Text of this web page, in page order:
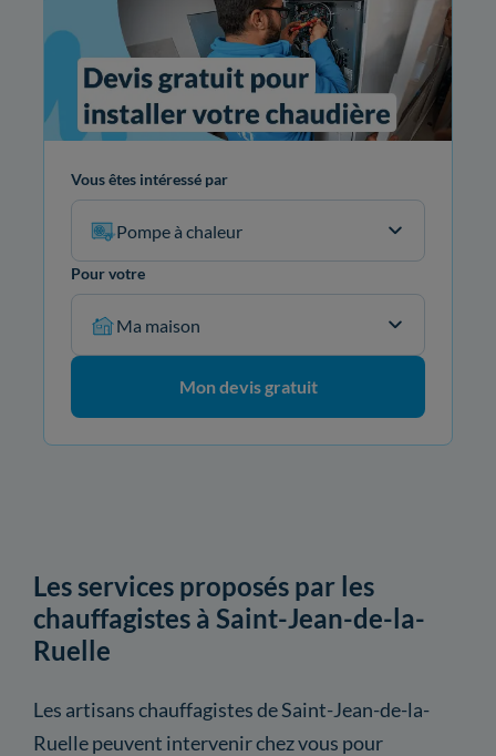
Vous êtes intéressé par
Pompe à chaleur
Pour votre
Ma maison
Mon devis gratuit
Les services proposés par les
chauffagistes à Saint-Jean-de-la-
Ruelle
Les artisans chauffagistes de Saint-Jean-de-la-
Ruelle peuvent intervenir chez vous pour